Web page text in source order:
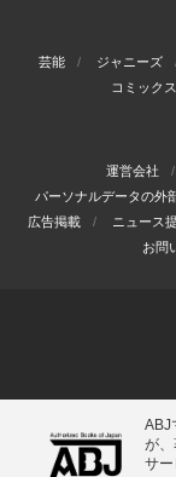
芸能 ジャニーズ
コミックス
運営会社
パーソナルデータの外
広告掲載
ニュース
お問
ABJ
が
サ